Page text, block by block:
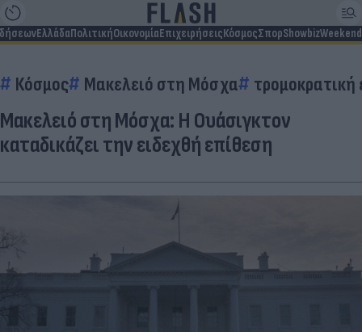
ΕλλάδαΠολιτικήΟικονομίαΕπιχειρήσειςΚόσμοςΣπορShowbizWeekend
Κόσμος Μακελειό στη Μόσχα τρομοκρατική
Μακελειό στη Μόσχα: Η Ουάσιγκτον
καταδικάζει την ειδεχθή επίθεση